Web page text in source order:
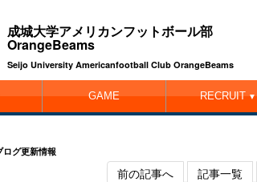
成城大学アメリカンフットボール部
OrangeBeams
Seijo University Americanfootball Club OrangeBeams
GAME RECRUIT▼
ログ更新情報
前の記事へ 記事一覧